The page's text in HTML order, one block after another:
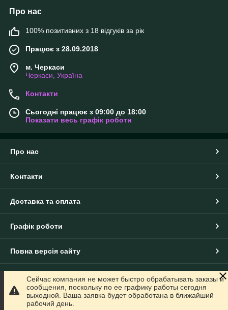
Про нас
100% позитивних з 18 відгуків за рік
Працює з 28.09.2018
м. Черкаси
Черкаси, Україна
Контакти
Сьогодні працює з 09:00 до 18:00
Показати весь графік роботи
Про нас
Контакти
Доставка та оплата
Графік роботи
Повна версія сайту
Сайт створено на маркетплейсі Prom.ua
Політика конфіденційності
Сейчас компания не может быстро обрабатывать заказы и
сообщения, поскольку по ее графику работы сегодня
выходной. Ваша заявка будет обработана в ближайший
рабочий день.